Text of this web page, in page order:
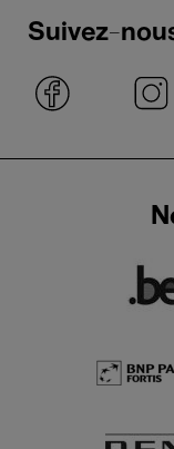
Suivez-